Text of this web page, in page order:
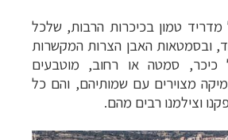
טמון בכיכרות הרבות, שלכל
ובסמטאות האבן הצרות המקשרות
כיכר, סמטה או רחוב, מוטבעים
מצוירים עם שמותיהם, והם כל
וצילמנו רבים מהם.